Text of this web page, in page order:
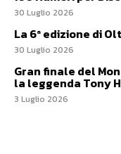
30 Luglio 2026
La 6ª edizione di
30 Luglio 2026
Gran finale del
la leggenda Tony
3 Luglio 2026